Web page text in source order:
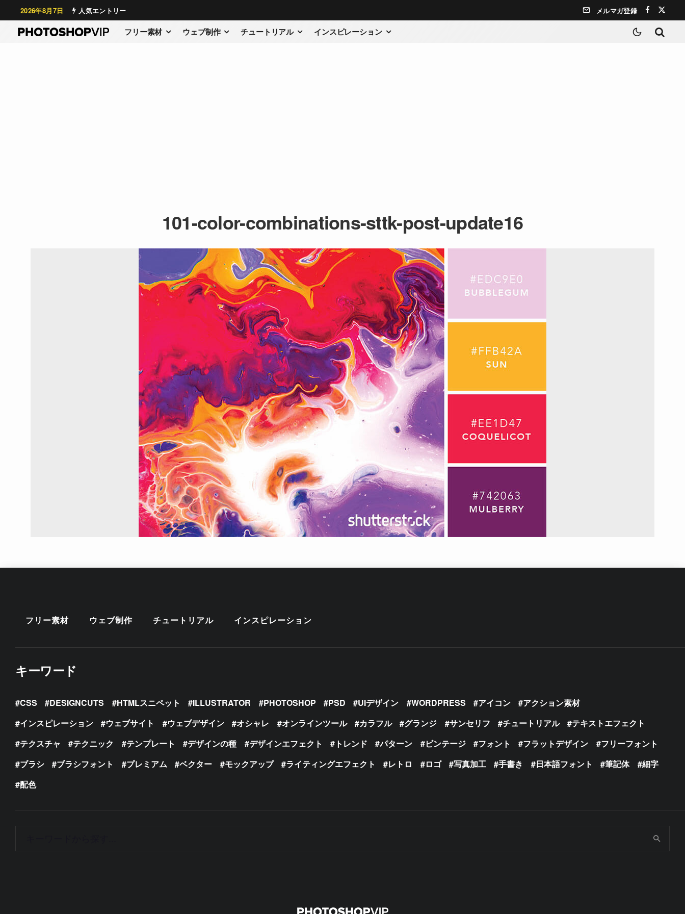
2026年8月7日 人気エントリー メルマガ登録
フリー素材 ウェブ制作 チュートリアル インスピレーション
101-color-combinations-sttk-post-update16
フリー素材 ウェブ制作 チュートリアル インスピレーション
キーワード
CSS DESIGNCUTS HTMLスニペット ILLUSTRATOR PHOTOSHOP PSD UIデザイン WORDPRESS アイコン
アクション素材
インスピレーション
ウェブサイト ウェブデザイン オシャレ オンラインツール カラフル グランジ サンセリフ チュートリアル
テキストエフェクト
テクスチャ
テクニック テンプレート デザインの種 デザインエフェクト トレンド パターン ビンテージ フォント フラットデザイン
フリーフォント
ブラシ
ブラシフォント プレミアム ベクター モックアップ ライティングエフェクト レトロ ロゴ 写真加工 手書き 日本語フォント 筆記体
細字
配色